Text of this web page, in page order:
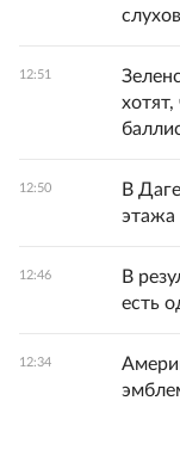
12:51
12:50
В
этажа
12:46
В
есть
12:34